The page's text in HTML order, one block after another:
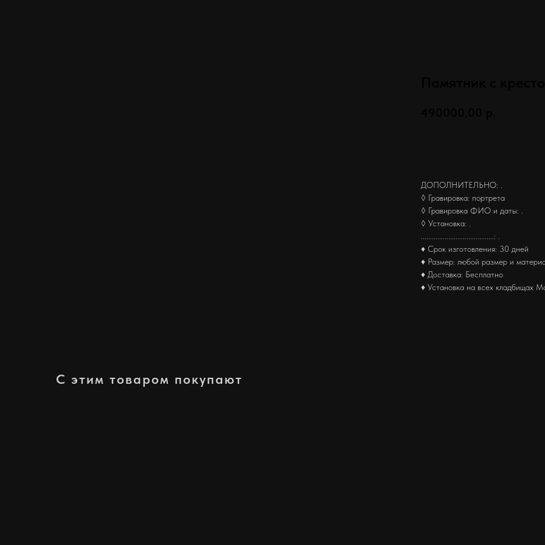
ДОПОЛНИТЕЛЬНО: .
◊ Гравировка: портрета
◊ Гравировка ФИО и даты: .
◊ Установка: .
........................................: .
♦ Срок изготовления: 30 дней
♦ Размер: любой размер и
♦ Доставка: Бесплатно
♦ Установка на всех кладбищах
С этим товаром покупают